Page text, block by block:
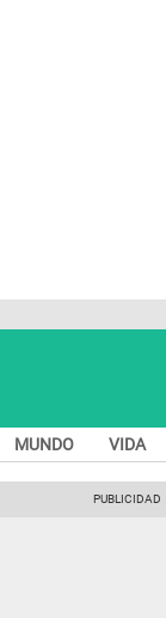
MUNDO VIDA